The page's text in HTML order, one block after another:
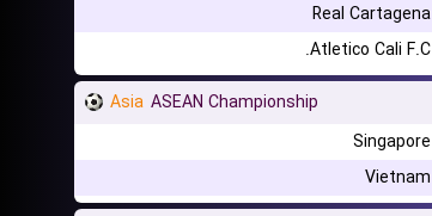
Real Cartagena
Atletico Cali F.C.
Asia ASEAN Championship
Singapore
Vietnam